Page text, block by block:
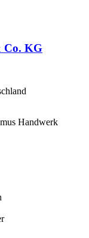
Co. KG
Handwerk